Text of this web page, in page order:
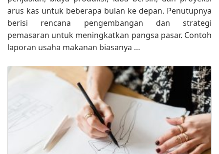
arus kas untuk beberapa bulan ke depan. Penutupnya
berisi rencana pengembangan dan strategi
pemasaran untuk meningkatkan pangsa pasar. Contoh
laporan usaha makanan biasanya …